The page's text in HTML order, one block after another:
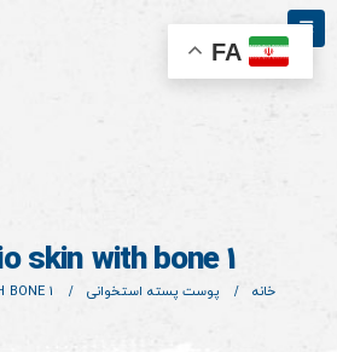
skin with bone 1
خانه پوست پسته استخوانی BONE 1
FA